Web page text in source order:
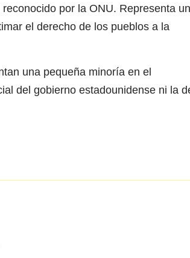
por la ONU. Representa un
el derecho de los pueblos a la
una pequeña minoría en el
del gobierno estadounidense ni la